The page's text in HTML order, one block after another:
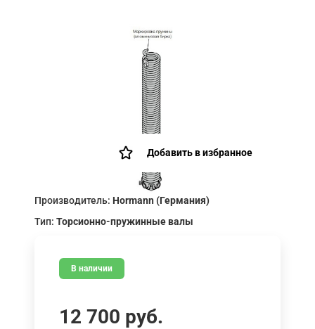
Добавить в избранное
Производитель: Hormann (Германия)
Тип: Торсионно-пружинные валы
В наличии
12 700 руб.